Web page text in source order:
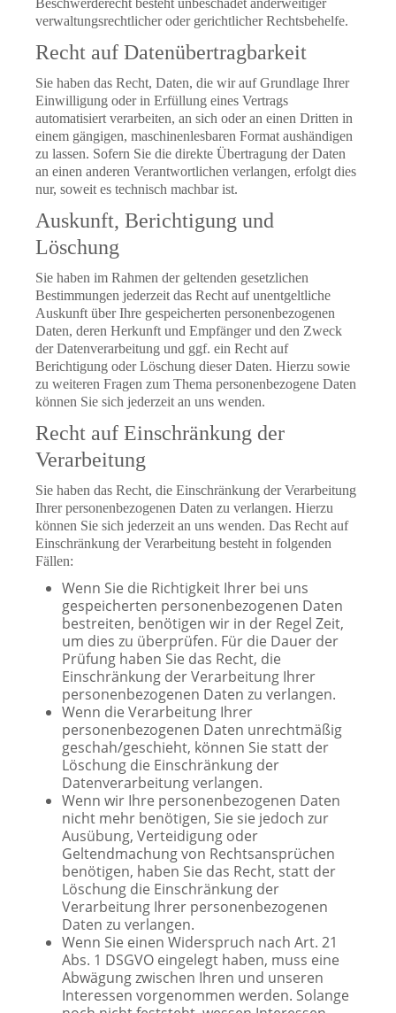
Beschwerderecht besteht unbeschadet anderweitiger
verwaltungsrechtlicher oder gerichtlicher Rechtsbehelfe.
Recht auf Daten­übertrag­barkeit
Sie haben das Recht, Daten, die wir auf Grundlage Ihrer
Einwilligung oder in Erfüllung eines Vertrags
automatisiert verarbeiten, an sich oder an einen Dritten in
einem gängigen, maschinenlesbaren Format aushändigen
zu lassen. Sofern Sie die direkte Übertragung der Daten
an einen anderen Verantwortlichen verlangen, erfolgt dies
nur, soweit es technisch machbar ist.
Auskunft, Berichtigung und
Löschung
Sie haben im Rahmen der geltenden gesetzlichen
Bestimmungen jederzeit das Recht auf unentgeltliche
Auskunft über Ihre gespeicherten personenbezogenen
Daten, deren Herkunft und Empfänger und den Zweck
der Datenverarbeitung und ggf. ein Recht auf
Berichtigung oder Löschung dieser Daten. Hierzu sowie
zu weiteren Fragen zum Thema personenbezogene Daten
können Sie sich jederzeit an uns wenden.
Recht auf Einschränkung der
Verarbeitung
Sie haben das Recht, die Einschränkung der Verarbeitung
Ihrer personenbezogenen Daten zu verlangen. Hierzu
können Sie sich jederzeit an uns wenden. Das Recht auf
Einschränkung der Verarbeitung besteht in folgenden
Fällen:
Wenn Sie die Richtigkeit Ihrer bei uns
gespeicherten personenbezogenen Daten
bestreiten, benötigen wir in der Regel Zeit,
um dies zu überprüfen. Für die Dauer der
Prüfung haben Sie das Recht, die
Einschränkung der Verarbeitung Ihrer
personenbezogenen Daten zu verlangen.
Wenn die Verarbeitung Ihrer
personenbezogenen Daten unrechtmäßig
geschah/geschieht, können Sie statt der
Löschung die Einschränkung der
Datenverarbeitung verlangen.
Wenn wir Ihre personenbezogenen Daten
nicht mehr benötigen, Sie sie jedoch zur
Ausübung, Verteidigung oder
Geltendmachung von Rechtsansprüchen
benötigen, haben Sie das Recht, statt der
Löschung die Einschränkung der
Verarbeitung Ihrer personenbezogenen
Daten zu verlangen.
Wenn Sie einen Widerspruch nach Art. 21
Abs. 1 DSGVO eingelegt haben, muss eine
Abwägung zwischen Ihren und unseren
Interessen vorgenommen werden. Solange